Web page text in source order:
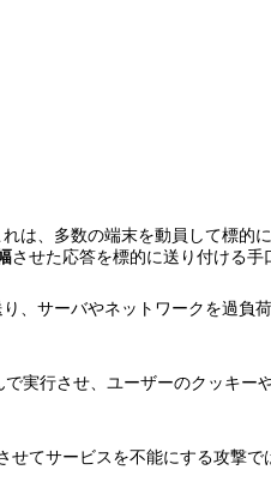
は、多数の端末を動員して標的
させた応答を標的に送り付ける手
、サーバやネットワークを過負
実行させ、ユーザーのクッキー
てサービスを不能にする攻撃で